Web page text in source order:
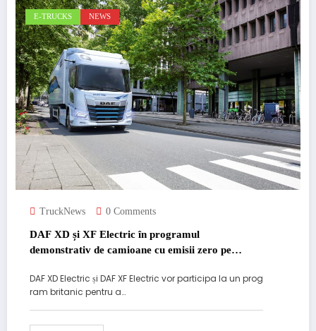
E-TRUCKS NEWS
TruckNews 0 Comments
DAF XD și XF Electric în programul
demonstrativ de camioane cu emisii zero pe
DAF XD Electric și DAF XF Electric vor participa la un prog
ram britanic pentru a…